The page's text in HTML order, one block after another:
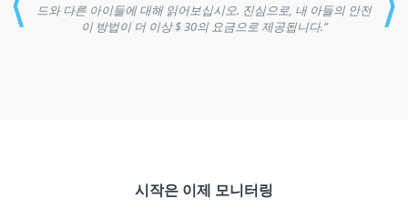
드와 다른 아이들에 대해 읽어보십시오. 진심으로, 내 아들의 안전
이 방법이 더 이상 $ 30의 요금으로 제공됩니다.”
시작은 이제 모니터링